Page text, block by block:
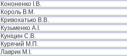
Кононенко І.В.
Король В.М.
Кривохатько В.В.
Кузьменко А.І.
Куніцин С.В.
Курячий М.П.
Лаврик М.І.